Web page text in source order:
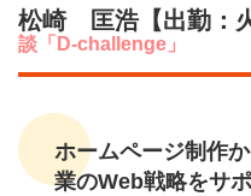
松崎 匡浩【出勤：
談「D-challenge」
ホームページ制作
業のWeb戦略をサ